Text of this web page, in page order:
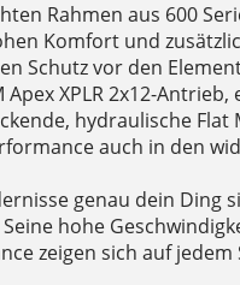
Rahmen aus 600
Komfort und
Schutz vor den
Apex XPLR 2x12-
hydraulische
auch in den
genau dein Ding
hohe
zeigen sich auf